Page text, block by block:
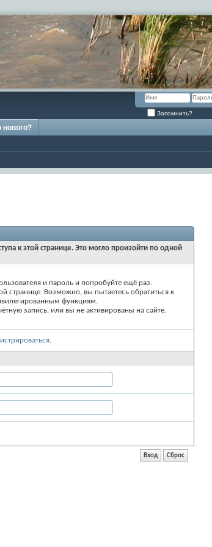
Запомнить?
нового?
к этой странице. Это могло произойти по одной
и пароль и попробуйте ещё раз.
странице. Возможно, вы пытаетесь обратиться к
функциям.
запись, или вы не активированы на сайте.
.